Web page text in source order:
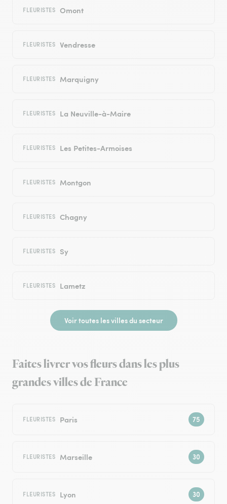
FLEURISTES Omont
FLEURISTES Vendresse
FLEURISTES Marquigny
FLEURISTES La Neuville-à-Maire
FLEURISTES Les Petites-Armoises
FLEURISTES Montgon
FLEURISTES Chagny
FLEURISTES Sy
FLEURISTES Lametz
Voir toutes les villes du secteur
Faites livrer vos fleurs dans les plus
grandes villes de France
FLEURISTES Paris
FLEURISTES Marseille
FLEURISTES Lyon